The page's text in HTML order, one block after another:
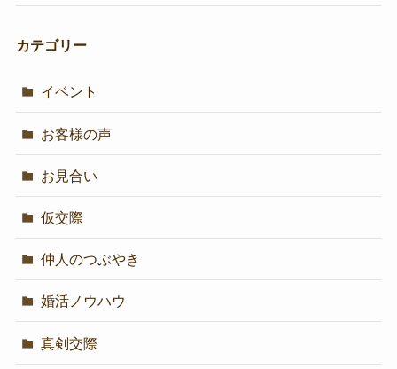
カテゴリー
イベント
お客様の声
お見合い
仮交際
仲人のつぶやき
婚活ノウハウ
真剣交際